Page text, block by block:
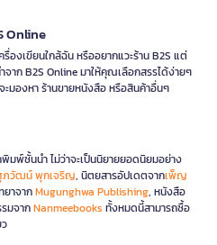
Online
องเขียนใกล้ฉัน หรืออยากแวะร้าน B2S แต่
จาก B2S Online มาให้คุณเลือกสรรได้ง่ายๆ
มองหา ร้านขายหนังสือ หรือสินค้าอื่นๆ
มพ์ชั้นนำ ไม่ว่าจะเป็นนิยายยอดนิยมอย่าง
ภวัฒน์ พุกเจริญ, นิตยสารอัปเดตจากเพ็ญ
าจากMugunghwa Publishing, หนังสือ
มจากNanmeebooks ทั้งหมดนี้สามารถซื้อ